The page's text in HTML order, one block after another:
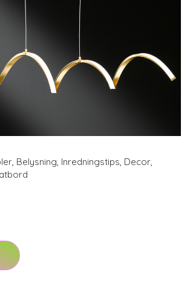
, Belysning, Inredningstips, Decor,